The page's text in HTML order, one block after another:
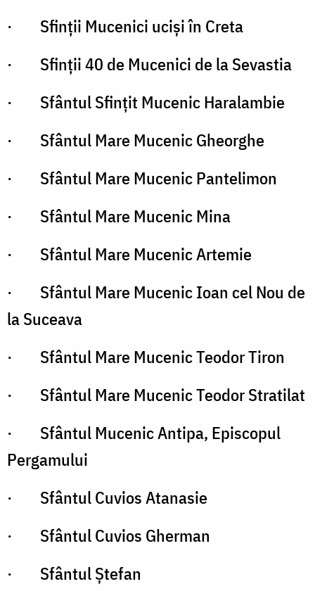
· Sfinții Mucenici ucişi în Creta
· Sfinții 40 de Mucenici de la Sevastia
· Sfântul Sfinţit Mucenic Haralambie
· Sfântul Mare Mucenic Gheorghe
· Sfântul Mare Mucenic Pantelimon
· Sfântul Mare Mucenic Mina
· Sfântul Mare Mucenic Artemie
· Sfântul Mare Mucenic Ioan cel Nou de
la Suceava
· Sfântul Mare Mucenic Teodor Tiron
· Sfântul Mare Mucenic Teodor Stratilat
· Sfântul Mucenic Antipa, Episcopul
Pergamului
· Sfântul Cuvios Atanasie
· Sfântul Cuvios Gherman
· Sfântul Ştefan